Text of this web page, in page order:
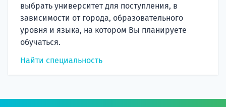
выбрать университет для поступления, в
зависимости от города, образовательного
уровня и языка, на котором Вы планируете
обучаться.
Найти специальность